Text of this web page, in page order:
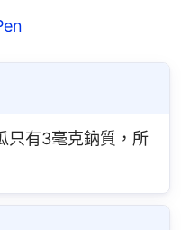
只有3毫克鈉質，所